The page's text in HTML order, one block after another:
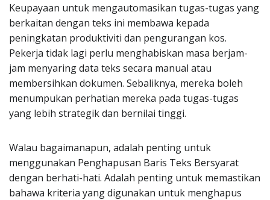
Keupayaan untuk mengautomasikan tugas-tugas yang
berkaitan dengan teks ini membawa kepada
peningkatan produktiviti dan pengurangan kos.
Pekerja tidak lagi perlu menghabiskan masa berjam-
jam menyaring data teks secara manual atau
membersihkan dokumen. Sebaliknya, mereka boleh
menumpukan perhatian mereka pada tugas-tugas
yang lebih strategik dan bernilai tinggi.
Walau bagaimanapun, adalah penting untuk
menggunakan Penghapusan Baris Teks Bersyarat
dengan berhati-hati. Adalah penting untuk memastikan
bahawa kriteria yang digunakan untuk menghapus